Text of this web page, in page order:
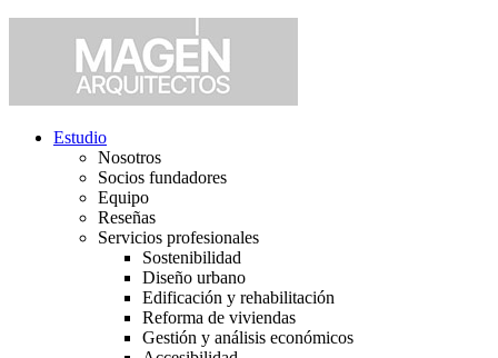
Estudio
Nosotros
Socios fundadores
Equipo
Reseñas
Servicios profesionales
Sostenibilidad
Diseño urbano
Edificación y rehabilitación
Reforma de viviendas
Gestión y análisis económicos